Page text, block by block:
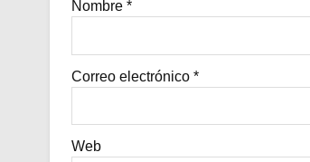
Nombre *
Correo electrónico *
Web